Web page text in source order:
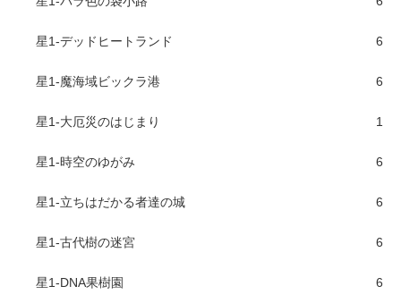
星1-デッドヒートランド 6
星1-魔海域ビックラ港 6
星1-大厄災のはじまり 1
星1-時空のゆがみ 6
星1-立ちはだかる者達の城 6
星1-古代樹の迷宮 6
星1-DNA果樹園 6